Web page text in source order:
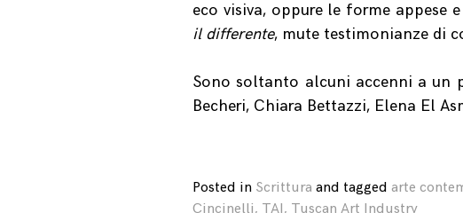
eco visiva, oppure le forme appese
il differente, mute testimonianze di
Sono soltanto alcuni accenni a un
Becheri, Chiara Bettazzi, Elena El
Posted in Scrittura and tagged arte
Cincinelli, TAI, Tuscan Art Industry